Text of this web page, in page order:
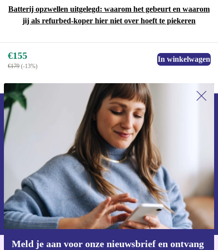
Batterij opzwellen uitgelegd: waarom het gebeurt en waarom
jij als refurbed-koper hier niet over hoeft te piekeren
€155
€179 (-13%)
In winkelwagen
Meld je aan voor onze nieuwsbrief en ontvang
Meld je aan voor onze nieuwsbrief en
ontvang €15 korting!
Mis nooit meer een aanbieding.
Voucher aanvragen
Informatie over het gebruik van persoonsgegevens vind je in ons
privacybeleid.